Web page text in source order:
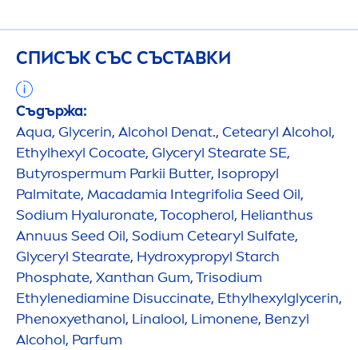
СПИСЪК СЪС СЪСТАВКИ
Съдържа:
Aqua, Glycerin, Alcohol Denat., Cetearyl Alcohol,
Ethylhexyl Cocoate, Glyceryl Stearate SE,
Butyrospermum Parkii Butter, Isopropyl
Palmitate, Macadamia Integrifolia Seed Oil,
Sodium Hyaluronate, Tocopherol, Helianthus
Annuus Seed Oil, Sodium Cetearyl Sulfate,
Glyceryl Stearate, Hydroxypropyl Starch
Phosphate, Xanthan Gum, Trisodium
Ethylenediamine Disuccinate, Ethylhexylglycerin,
Phenoxyethanol, Linalool, Limonene, Benzyl
Alcohol, Parfum